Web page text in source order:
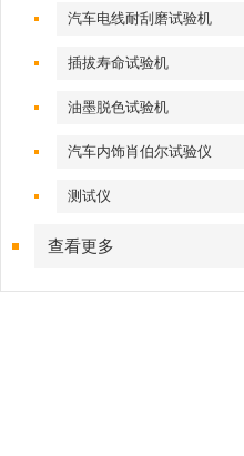
汽车电线耐刮磨试验机
插拔寿命试验机
油墨脱色试验机
汽车内饰肖伯尔试验仪
测试仪
查看更多